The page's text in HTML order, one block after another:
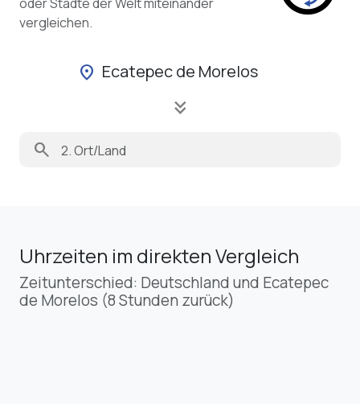
vergleichen.
location_on Ecatepec de Morelos
keyboard_double_arrow_down
search
Uhrzeiten im direkten Vergleich
Zeitunterschied: Deutschland und Ecatepec
de Morelos (8 Stunden zurück)